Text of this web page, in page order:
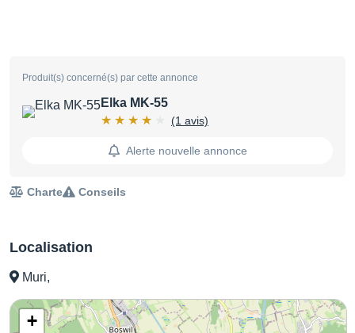
Localisation
Muri,
+
Produit(s) concerné(s) par cette annonce
Elka MK-55
(1 avis)
Alerte nouvelle annonce
Charte Conseils